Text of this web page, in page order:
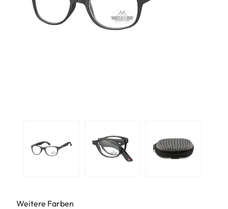
Weitere Farben